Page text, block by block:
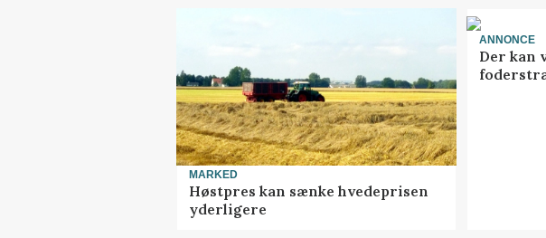
MARKED
Høstpres kan sænke hvedeprisen
yderligere
ANNONCE
Der kan